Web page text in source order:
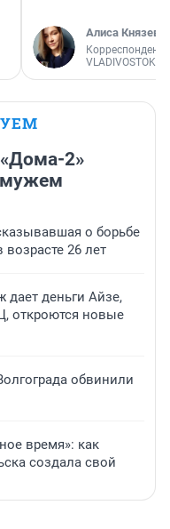
Алиса Князева
Корреспондент
«Дома-2»
мужем
о борьбе
26 лет
дает деньги Айзе,
откроются новые
обвинили
время»: как
создала свой